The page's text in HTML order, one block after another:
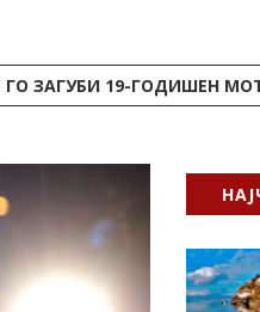
ЗАГУБИ 19-ГОДИШЕН